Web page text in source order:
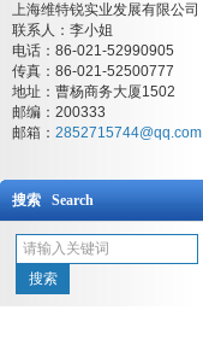
上海维特锐实业发展有限公司
联系人：李小姐
电话：86-021-52990905
传真：86-021-52500777
地址：曹杨商务大厦1502
邮编：200333
邮箱： 2852715744@qq.com
搜索 Search